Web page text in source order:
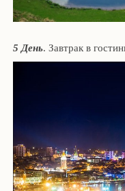
5 День. Завтрак в